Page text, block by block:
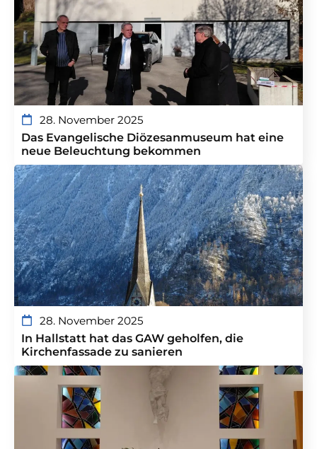
28. November 2025
Das Evangelische Diözesanmuseum hat eine
neue Beleuchtung bekommen
28. November 2025
In Hallstatt hat das GAW geholfen, die
Kirchenfassade zu sanieren